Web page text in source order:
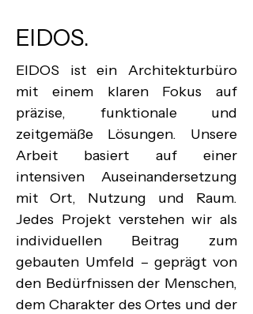
EIDOS.
EIDOS ist ein Architekturbüro
mit einem klaren Fokus auf
präzise, funktionale und
zeitgemäße Lösungen. Unsere
Arbeit basiert auf einer
intensiven Auseinandersetzung
mit Ort, Nutzung und Raum.
Jedes Projekt verstehen wir als
individuellen Beitrag zum
gebauten Umfeld – geprägt von
den Bedürfnissen der Menschen,
dem Charakter des Ortes und der